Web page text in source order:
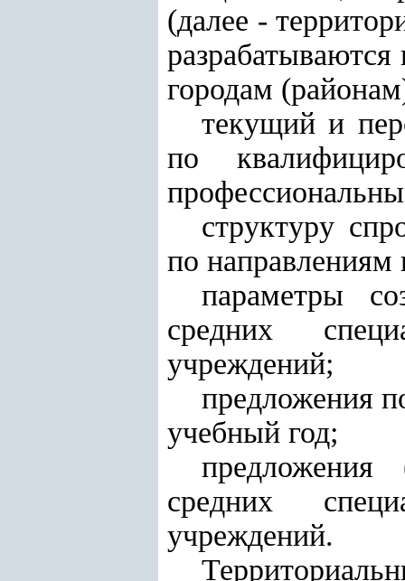
(далее -
городам
текущий и
по
структуру
по направлениям
параметры
средних
учреждений;
предложения
учебный год;
предложения
средних
учреждений.